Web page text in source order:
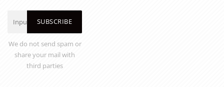
SUBSCRIBE
We do not send spam or
share your mail with
third parties